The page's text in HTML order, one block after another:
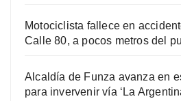
Motociclista fallece en
Calle 80, a pocos metros del
Alcaldía de Funza avanza en
para invervenir vía ‘La